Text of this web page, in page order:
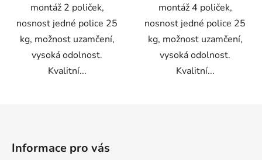
montáž 2 poliček,
nosnost jedné police 25
kg, možnost uzamčení,
vysoká odolnost.
Kvalitní...
montáž 4 poliček,
nosnost jedné police 25
kg, možnost uzamčení,
vysoká odolnost.
Kvalitní...
Informace pro vás